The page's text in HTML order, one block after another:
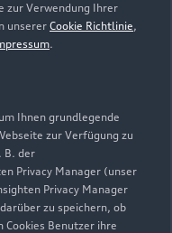
zur Verwendung Ihrer
unserer Cookie Richtlinie,
.
Ihnen grundlegende
zur Verfügung zu
B. der
Privacy Manager (unser
Privacy Manager
zu speichern, ob
Cookies Benutzer ihre
07:00
Montag 07:00
Zurück nach oben